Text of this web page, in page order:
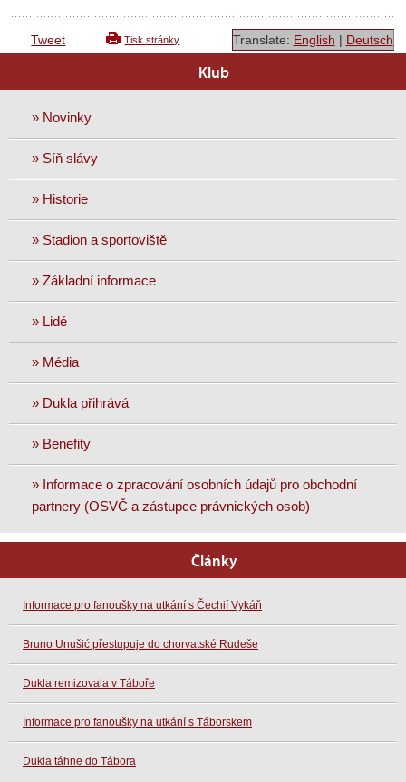
Tweet Tisk stránky Translate: English | Deutsch
Klub
» Novinky
» Síň slávy
» Historie
» Stadion a sportoviště
» Základní informace
» Lidé
» Média
» Dukla přihrává
» Benefity
» Informace o zpracování osobních údajů pro obchodní
partnery (OSVČ a zástupce právnických osob)
Články
Informace pro fanoušky na utkání s Čechií Vykáň
Bruno Unušić přestupuje do chorvatské Rudeše
Dukla remizovala v Táboře
Informace pro fanoušky na utkání s Táborskem
Dukla táhne do Tábora